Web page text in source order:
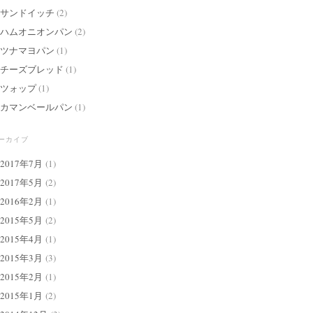
サンドイッチ (2)
ハムオニオンパン (2)
ツナマヨパン (1)
チーズブレッド (1)
ツォップ(1)
カマンベールパン (1)
カイブ
2017年7月 (1)
2017年5月 (2)
2016年2月 (1)
2015年5月 (2)
2015年4月 (1)
2015年3月 (3)
2015年2月 (1)
2015年1月 (2)